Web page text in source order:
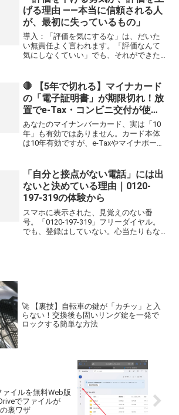
は私と全く同じ悩みを持って...
げる理由 ――本当に信頼される人
が、最初に失っているもの」
導入：「評価を気にするな」は、だいた
い無責任よく言われます。「評価なんて
気にしなくていい」でも、それができた
「評価を気にするな」とは言いません。
むしろ、こう考えます。評...
🛑 【5年で切れる】マイナカード
の「電子証明書」が期限切れ！放
置でe-Tax・コンビニ交付が使え
なくなる前に確認すべきこと
あなたのマイナンバーカード、実は「10
年」も有効ではありません。カード本体
は10年有効ですが、e-Taxやマイナポータ
の方が「カードの期限はまだ先だと思っ
ていた」と気づ...
「自分と接点がない電話」には出
ないと決めている理由｜0120-
197-319の体験から
スマホに表示された、見覚えのない番
号。「0120-197-319」フリーダイヤル。
でも、登録はしていない。心当たりもな
🚀 【裏技】自転車の鍵が「カチッ」と入
らない！交換後も固いリング錠を一発で
ロックする簡単な方法
ァイルを無料Web版
でファイルが
裏ワザ